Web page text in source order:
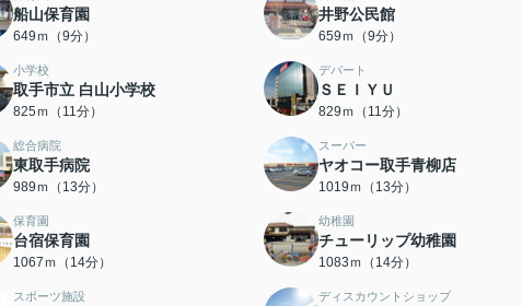
船山保育園
649ｍ（9分）
井野公民館
659ｍ（9分）
小学校
取手市立 白山小学校
825ｍ（11分）
デパート
ＳＥＩＹＵ
829ｍ（11分）
総合病院
東取手病院
989ｍ（13分）
スーパー
ヤオコー取手青柳店
1019ｍ（13分）
保育園
台宿保育園
1067ｍ（14分）
幼稚園
チューリップ幼稚園
1083ｍ（14分）
スポーツ施設 ディスカウントショップ